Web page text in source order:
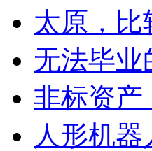
太原，比
无法毕业
非标资产
人形机